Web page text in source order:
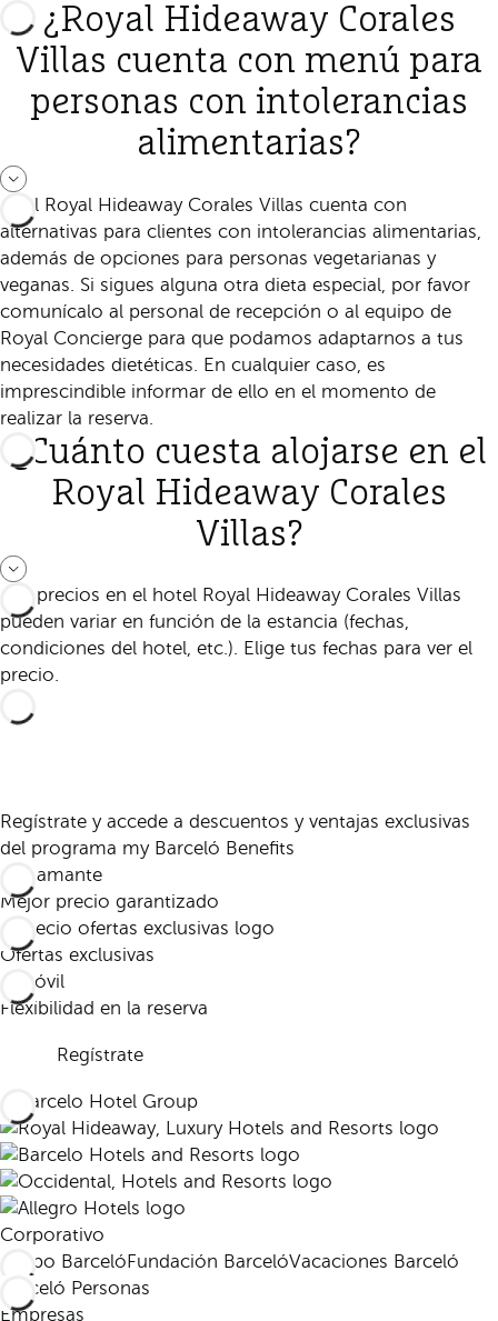
¿Royal Hideaway Corales
Villas cuenta con menú para
personas con intolerancias
alimentarias?
Sí, el Royal Hideaway Corales Villas cuenta con
alternativas para clientes con intolerancias alimentarias,
además de opciones para personas vegetarianas y
veganas. Si sigues alguna otra dieta especial, por favor
comunícalo al personal de recepción o al equipo de
Royal Concierge para que podamos adaptarnos a tus
necesidades dietéticas. En cualquier caso, es
imprescindible informar de ello en el momento de
realizar la reserva.
¿Cuánto cuesta alojarse en el
Royal Hideaway Corales
Villas?
Los precios en el hotel Royal Hideaway Corales Villas
pueden variar en función de la estancia (fechas,
condiciones del hotel, etc.). Elige tus fechas para ver el
precio.
Regístrate y accede a descuentos y ventajas exclusivas
del programa my Barceló Benefits
Mejor precio garantizado
Ofertas exclusivas
Flexibilidad en la reserva
Regístrate
Corporativo
Grupo Barceló Fundación BarcelóVacaciones Barceló
Barceló Personas
Empresas